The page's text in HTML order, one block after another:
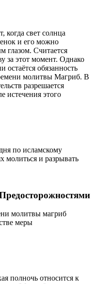
когда свет солнца
и его можно
глазом. Считается
за этот момент. Однако
остаётся обязанность
молитвы Магриб. В
разрешается
истечения этого
по исламскому
молиться и разрывать
молитвы магриб
меры
полночь относится к